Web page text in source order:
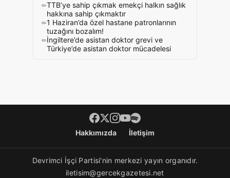
TTB’ye sahip çıkmak emekçi halkın sağlık
hakkına sahip çıkmaktır
1 Haziran’da özel hastane patronlarının
tuzağını bozalım!
İngiltere’de asistan doktor grevi ve
Türkiye’de asistan doktor mücadelesi
Footer menüHakkımızda İletişim
Devrimci İşçi Partisi'nin merkezi yayın organıdır.
iletisim@gercekgazetesi.net